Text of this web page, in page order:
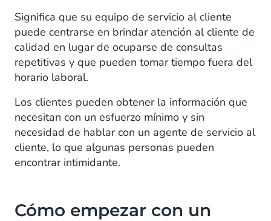
Significa que su equipo de servicio al cliente
puede centrarse en brindar atención al cliente de
calidad en lugar de ocuparse de consultas
repetitivas y que pueden tomar tiempo fuera del
horario laboral.
Los clientes pueden obtener la información que
necesitan con un esfuerzo mínimo y sin
necesidad de hablar con un agente de servicio al
cliente, lo que algunas personas pueden
encontrar intimidante.
Cómo empezar con un